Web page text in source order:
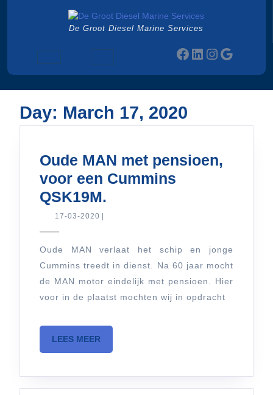
De Groot Diesel Marine Services
Open
Button
Facebook
LinkedIn
Instagram
Google
Day: March 17, 2020
Oude MAN met pensioen,
voor een Cummins
QSK19M.
pensioen,
voor
een
Cummins
QSK19M.
17-03-2020 17-
|
Oude MAN verlaat het schip en jonge
Cummins treedt in dienst. Na 60 jaar mocht
de MAN motor eindelijk met pensioen. Hier
voor in de plaatst mochten wij in opdracht
LEES MEER
MEER